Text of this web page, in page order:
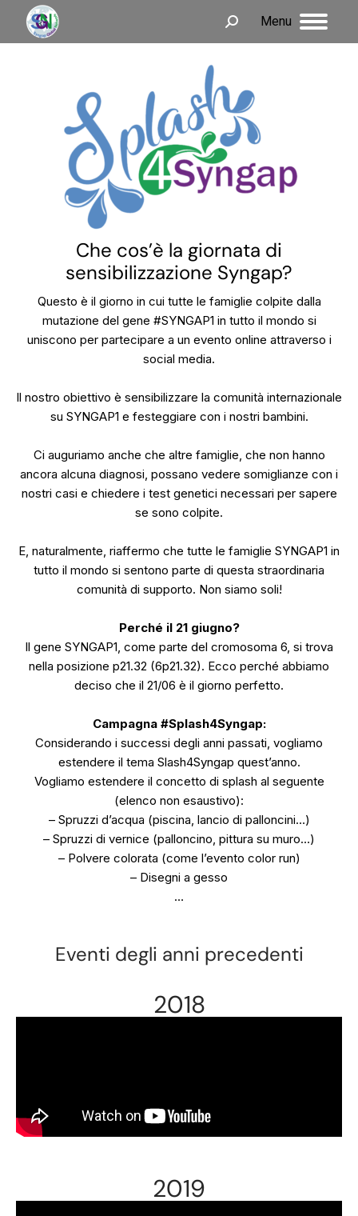
Menu
Che cos’è la giornata di
sensibilizzazione Syngap?
Questo è il giorno in cui tutte le famiglie colpite dalla
mutazione del gene #SYNGAP1 in tutto il mondo si
uniscono per partecipare a un evento online attraverso i
social media.
Il nostro obiettivo è sensibilizzare la comunità internazionale
su SYNGAP1 e festeggiare con i nostri bambini.
Ci auguriamo anche che altre famiglie, che non hanno
ancora alcuna diagnosi, possano vedere somiglianze con i
nostri casi e chiedere i test genetici necessari per sapere
se sono colpite.
E, naturalmente, riaffermo che tutte le famiglie SYNGAP1 in
tutto il mondo si sentono parte di questa straordinaria
comunità di supporto. Non siamo soli!
Perché il 21 giugno?
Il gene SYNGAP1, come parte del cromosoma 6, si trova
nella posizione p21.32 (6p21.32). Ecco perché abbiamo
deciso che il 21/06 è il giorno perfetto.
Campagna #Splash4Syngap:
Considerando i successi degli anni passati, vogliamo
estendere il tema Slash4Syngap quest’anno.
Vogliamo estendere il concetto di splash al seguente
(elenco non esaustivo):
– Spruzzi d’acqua (piscina, lancio di palloncini…)
– Spruzzi di vernice (palloncino, pittura su muro…)
– Polvere colorata (come l’evento color run)
– Disegni a gesso
…
Eventi degli anni precedenti
2018
2019